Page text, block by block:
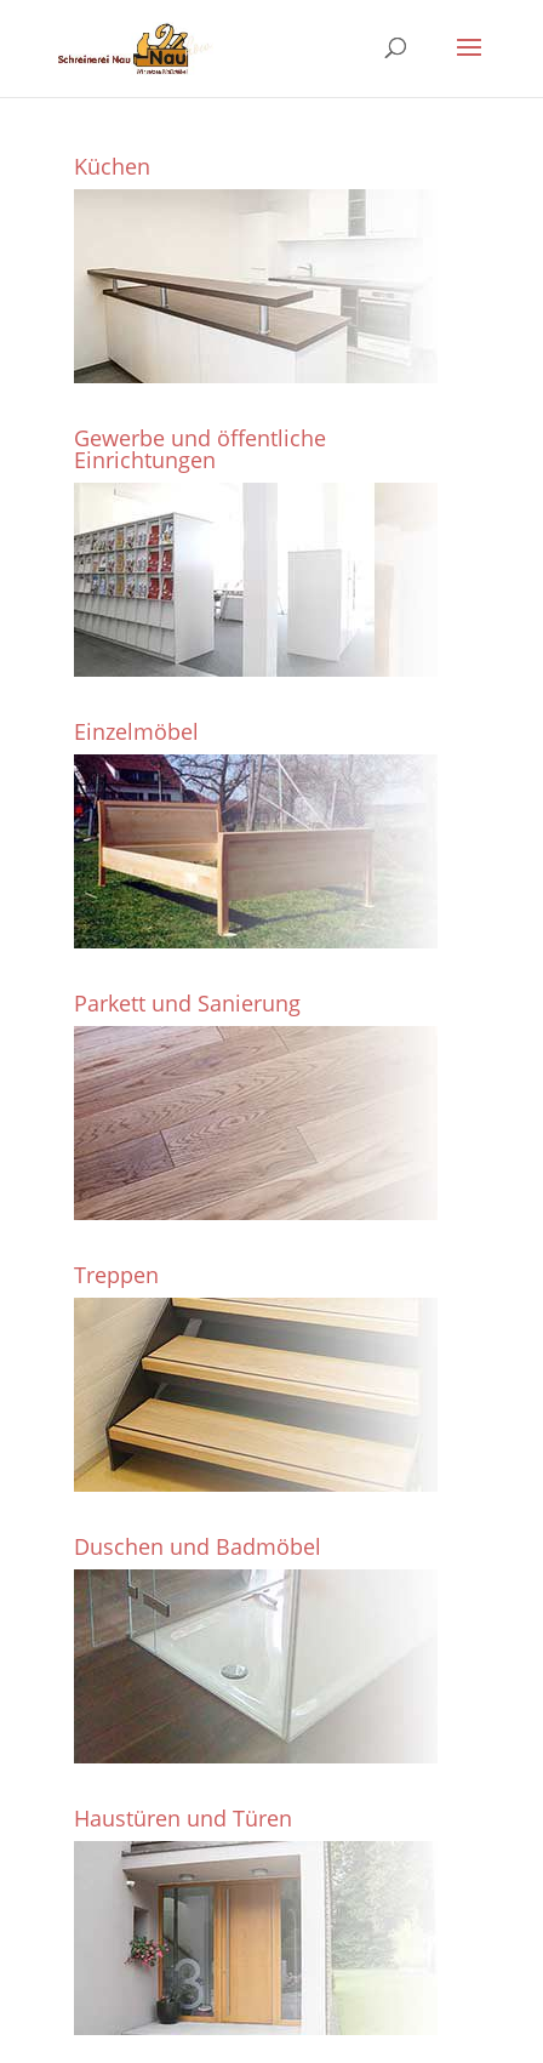
Küchen
Gewerbe und öffentliche
Einrichtungen
Einzelmöbel
Parkett und Sanierung
Treppen
Duschen und Badmöbel
Haustüren und Türen